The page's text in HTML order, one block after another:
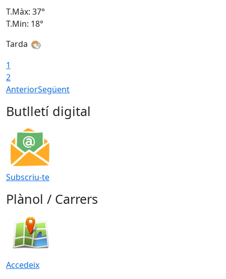
T.Màx: 37°
T.Min: 18°
Tarda
1
2
AnteriorSegüent
Butlletí digital
Subscriu-te
Plànol / Carrers
Accedeix